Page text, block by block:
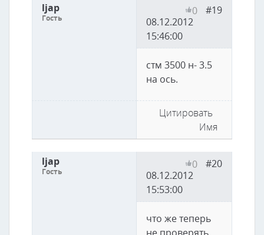
ljap
Гость
#19
0
08.12.2012
15:46:00
стм 3500 н- 3.5
на ось.
Цитировать
Имя
ljap
Гость
#20
0
08.12.2012
15:53:00
что же теперь